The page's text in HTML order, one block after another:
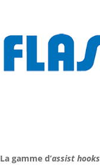
La gamme d’assist hooks